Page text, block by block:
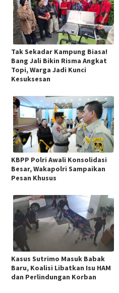
Tak Sekadar Kampung Biasa!
Bang Jali Bikin Risma Angkat
Topi, Warga Jadi Kunci
Kesuksesan
KBPP Polri Awali Konsolidasi
Besar, Wakapolri Sampaikan
Pesan Khusus
Kasus Sutrimo Masuk Babak
Baru, Koalisi Libatkan Isu HAM
dan Perlindungan Korban